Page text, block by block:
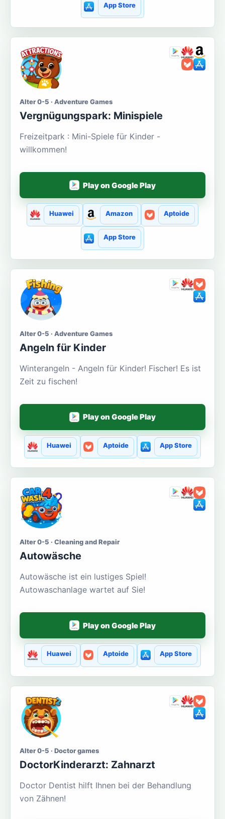
App Store
Alter 0-5 · Adventure Games
Vergnügungspark: Minispiele
Freizeitpark : Mini-Spiele für Kinder -
willkommen!
Play on Google Play
Huawei Amazon Aptoide
App Store
Alter 0-5 · Adventure Games
Angeln für Kinder
Winterangeln - Angeln für Kinder! Fischer! Es ist
Zeit zu fischen!
Play on Google Play
Huawei Aptoide App Store
Alter 0-5 · Cleaning and Repair
Autowäsche
Autowäsche ist ein lustiges Spiel!
Autowaschanlage wartet auf Sie!
Play on Google Play
Huawei Aptoide App Store
Alter 0-5 · Doctor games
DoctorKinderarzt: Zahnarzt
Doctor Dentist hilft Ihnen bei der Behandlung
von Zähnen!